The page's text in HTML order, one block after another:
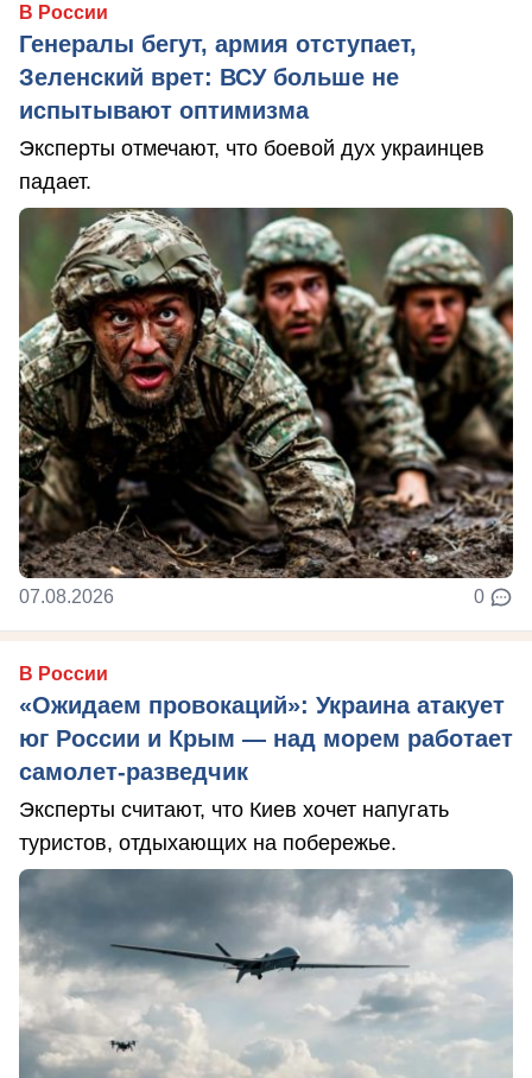
В России
Генералы бегут, армия отступает,
Зеленский врет: ВСУ больше не
испытывают оптимизма
Эксперты отмечают, что боевой дух украинцев
падает.
07.08.2026 0
В России
«Ожидаем провокаций»: Украина атакует
юг России и Крым — над морем работает
самолет-разведчик
Эксперты считают, что Киев хочет напугать
туристов, отдыхающих на побережье.